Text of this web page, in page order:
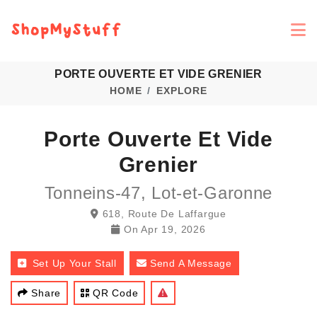
PORTE OUVERTE ET VIDE GRENIER
HOME EXPLORE
Porte Ouverte Et Vide
Grenier
Tonneins-47, Lot-et-Garonne
618, Route De Laffargue
On Apr 19, 2026
Set Up Your Stall Send A Message
Share QR Code